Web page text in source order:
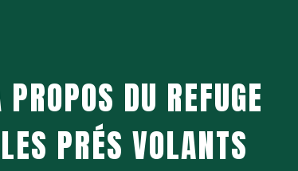
DU REFUGE
LES PRÉS VOLANTS